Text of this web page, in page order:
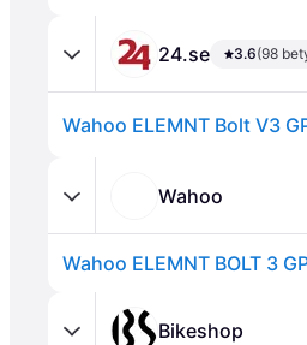
24.se 3.6(98
Wahoo ELEMNT Bolt V3
Wahoo
Wahoo ELEMNT BOLT 3
Bikeshop